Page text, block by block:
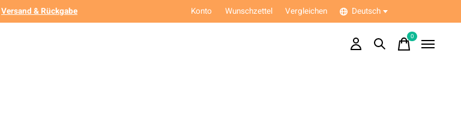
Versand & Rückgabe Konto Wunschzettel Vergleichen Deutsch
0items